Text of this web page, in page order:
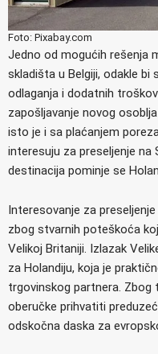
Foto: Pixabay.com
Jedno od mogućih rešenja
skladišta u Belgiji, odakle bi
odlaganja i dodatnih
zapošljavanje novog
isto je i sa plaćanjem
interesuju za preseljenje
destinacija pominje se
Interesovanje za
zbog stvarnih poteškoća
Velikoj Britaniji. Izlazak
za Holandiju, koja je
trgovinskog partnera. Zbog
oberučke prihvatiti
odskočna daska za